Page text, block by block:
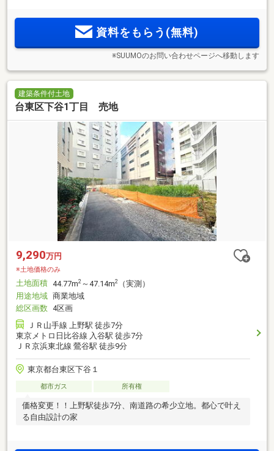
資料をもらう(無料)
※SUUMOのお問い合わせページへ移動します
建築条件付土地
台東区下谷1丁目 売地
9,290万円
※土地価格のみ
土地面積 44.77m2 ～47.14m2
（実測）
用途地域 商業地域
総区画数 4区画
ＪＲ山手線 上野駅 徒歩7分
東京メトロ日比谷線 入谷駅 徒歩7分
ＪＲ京浜東北線 鶯谷駅 徒歩9分
東京都台東区下谷１
都市ガス 所有権
価格変更！！上野駅徒歩7分、南道路の希少立地。都心で叶え
る自由設計の家